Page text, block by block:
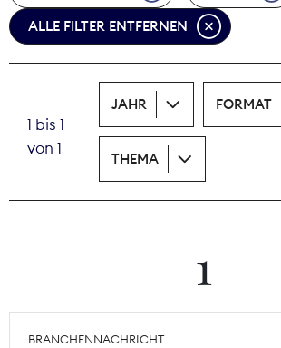
Pressefreiheit
Print
Recht
Tarifpolitik
Theodor-Wolff-Preis
ALLE FILTER ENTFERNEN
1 bis 1
von 1
JAHR FORMAT
THEMA
1
BRANCHENNACHRICHT